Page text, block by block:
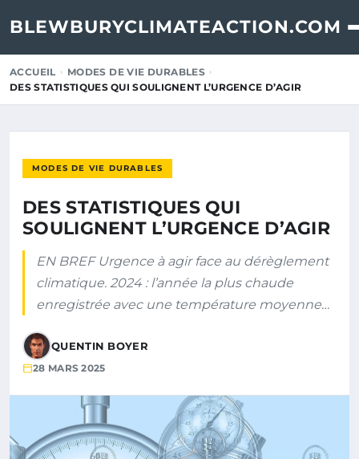
BLEWBURYCLIMATEACTION.COM
ACCUEIL
MODES DE VIE DURABLES
DES STATISTIQUES QUI SOULIGNENT L’URGENCE D’AGIR
MODES DE VIE DURABLES
DES STATISTIQUES QUI
SOULIGNENT L’URGENCE D’AGIR
EN BREF Urgence à agir face au dérèglement
climatique. 2024 : l’année la plus chaude
enregistrée avec une température moyenne…
QUENTIN BOYER
28 MARS 2025